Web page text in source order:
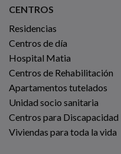
CENTROS
Residencias
Centros de día
Hospital Matia
Centros de Rehabilitación
Apartamentos tutelados
Unidad socio sanitaria
Centros para Discapacidad
Viviendas para toda la vida